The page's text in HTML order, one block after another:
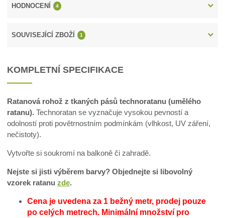
HODNOCENÍ 4
SOUVISEJÍCÍ ZBOŽÍ 1
KOMPLETNÍ SPECIFIKACE
Ratanová rohož z tkaných pásů technoratanu (umělého
ratanu). Technoratan se vyznačuje vysokou pevností a
odolností proti povětrnostním podmínkám (vlhkost, UV záření,
nečistoty).
Vytvořte si soukromí na balkoně či zahradě.
Nejste si jisti výběrem barvy? Objednejte si libovolný
vzorek ratanuzde.
Cena je uvedena za 1 bežný metr, prodej pouze
po celých metrech. Minimální množství pro